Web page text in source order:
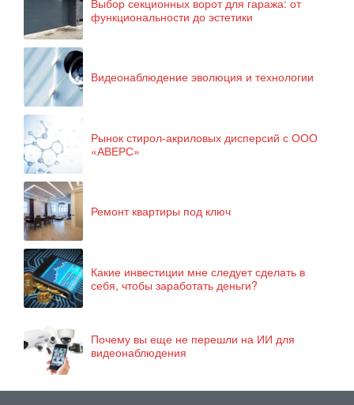
функциональности до эстетики
Видеонаблюдение эволюция и технологии
Рынок стирол-акриловых дисперсий с ООО
«АВЕРС»
Ремонт квартиры под ключ
Какие инвестиции мне следует сделать в
себя, чтобы заработать деньги?
Почему вы еще не перешли на ИИ для
видеонаблюдения